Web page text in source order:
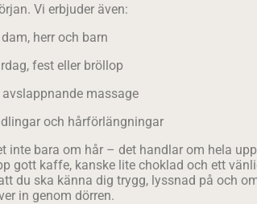
Vi erbjuder även:
herr och barn
fest eller bröllop
massage
och hårförlängningar
inte bara om hår – det handlar om hela
gott kaffe, kanske lite choklad och ett
du ska känna dig trygg, lyssnad på och
in genom dörren.